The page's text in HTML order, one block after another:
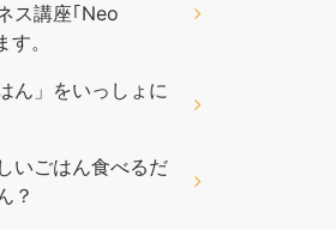
ス講座｢Neo
。
ん」をいっしょに
いごはん食べるだ
？